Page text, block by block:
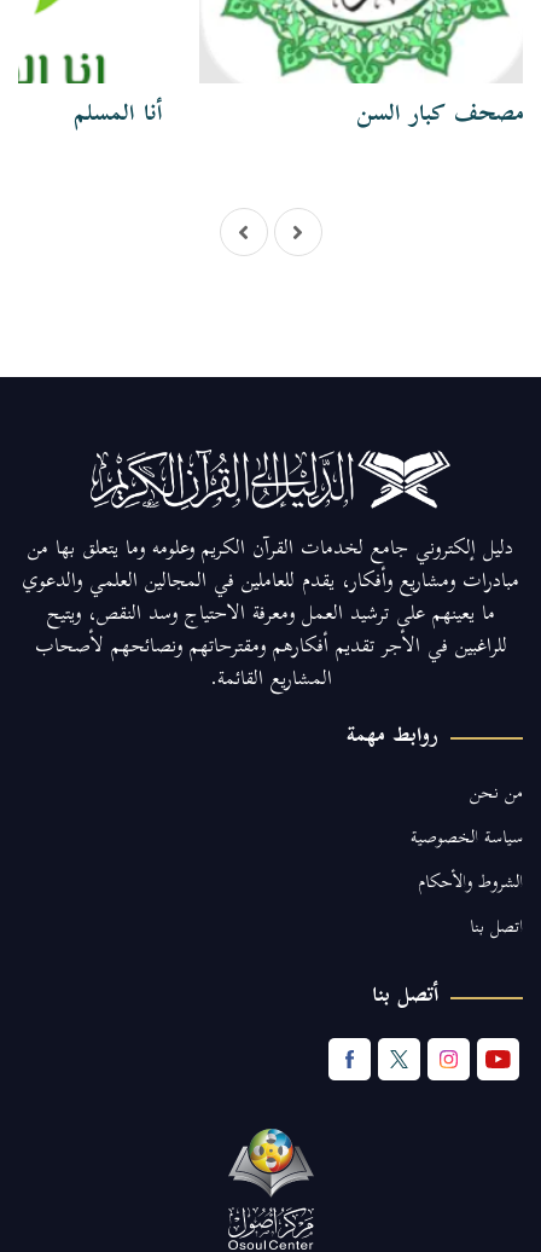
مصحف كبار السن أنا المسلم
دليل إلكتروني جامع لخدمات القرآن الكريم وعلومه وما يتعلق بها من
مبادرات ومشاريع وأفكار، يقدم للعاملين في المجالين العلمي والدعوي
ما يعينهم على ترشيد العمل ومعرفة الاحتياج وسد النقص، ويتيح
للراغبين في الأجر تقديم أفكارهم ومقترحاتهم ونصائحهم لأصحاب
المشاريع القائمة.
روابط مهمة
من نحن
سياسة الخصوصية
الشروط والأحكام
اتصل بنا
أتصل بنا